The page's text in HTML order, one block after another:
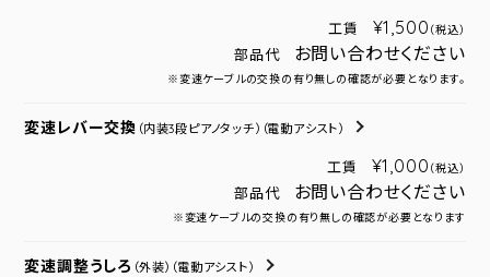
工賃 ¥1,500 （税込）
部品代 お問い合わせください
※変速ケーブルの交換の有り無しの確認が必要となります。
変速レバー交換 （内装3段ピアノタッチ） （電動アシスト）
工賃 ¥1,000 （税込）
部品代 お問い合わせください
※変速ケーブルの交換の有り無しの確認が必要となります
変速調整うしろ （外装） （電動アシスト）